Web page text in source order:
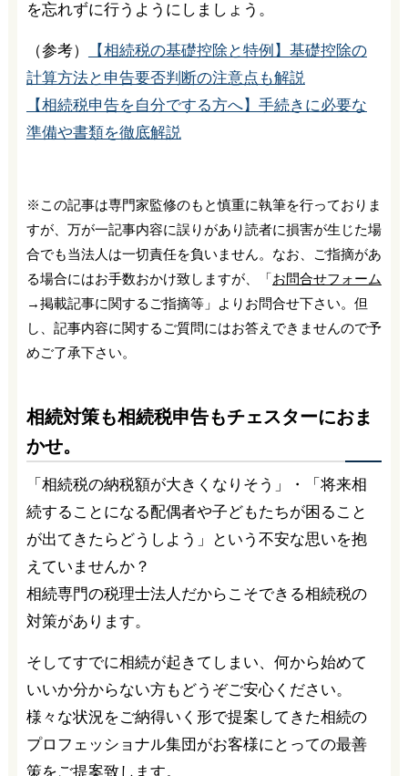
を忘れずに行うようにしましょう。
（参考）
【相続税の基礎控除と特例】基礎控除の
計算方法と申告要否判断の注意点も解説
【相続税申告を自分でする方へ】手続きに必要な
準備や書類を徹底解説
※この記事は専門家監修のもと慎重に執筆を行っておりま
すが、万が一記事内容に誤りがあり読者に損害が生じた場
合でも当法人は一切責任を負いません。なお、ご指摘があ
る場合にはお手数おかけ致しますが、「お問合せフォーム
→掲載記事に関するご指摘等」よりお問合せ下さい。但
し、記事内容に関するご質問にはお答えできませんので予
めご了承下さい。
相続対策も相続税申告もチェスターにおま
かせ。
「相続税の納税額が大きくなりそう」・「将来相
続することになる配偶者や子どもたちが困ること
が出てきたらどうしよう」という不安な思いを抱
えていませんか？
相続専門の税理士法人だからこそできる相続税の
対策があります。
そしてすでに相続が起きてしまい、何から始めて
いいか分からない方もどうぞご安心ください。
様々な状況をご納得いく形で提案してきた相続の
プロフェッショナル集団がお客様にとっての最善
策をご提案致します。